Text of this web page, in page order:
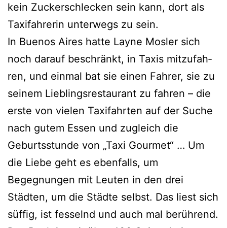
kein Zuckerschlecken sein kann, dort als
Taxifahrerin unter­wegs zu sein.
In Buenos Aires hat­te Layne Mosler sich
noch dar­auf beschränkt, in Taxis mit­zu­fah­
ren, und ein­mal bat sie einen Fahrer, sie zu
sei­nem Lieblingsrestaurant zu fah­ren – die
ers­te von vie­len Taxifahrten auf der Suche
nach gutem Essen und zugleich die
Geburtsstunde von „Taxi Gourmet“ … Um
die Liebe geht es eben­falls, um
Begegnungen mit Leuten in den drei
Städten, um die Städte selbst. Das liest sich
süf­fig, ist fes­selnd und auch mal berüh­rend.